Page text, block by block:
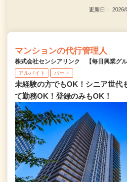
更新日：
マンションの代行管理人
株式会社センシアリンク 【毎日興業グル
アルバイト パート
未経験の方でもOK！シニア世代
て勤務OK！登録のみもOK！